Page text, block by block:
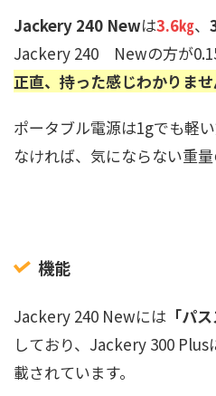
Jackery 240 Newは3.6㎏、
Jackery 240 Newの方が
正直、持った感じわかりませ
ポータブル電源は1gでも軽
なければ、気にならない重量
機能
Jackery 240 Newには 「パ
しており、Jackery 300 Plus
載されています。